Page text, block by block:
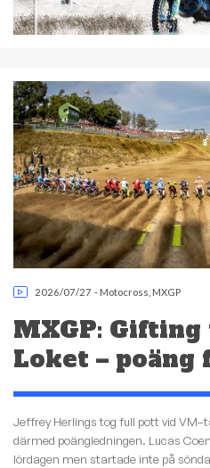
2026/07/27 - Motocross MXGP
MXGP:
Loket – poäng
Jeffrey Herlings tog full pott vid
därmed poängledningen. Lucas
lördagen men startade inte på